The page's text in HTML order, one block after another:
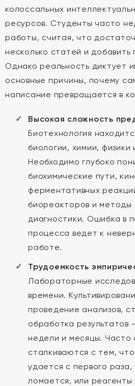
колоссальных
ресурсов. Студенты часто
работы, считая, что
несколько статей и добавить
Однако реальность диктует
основные причины, почему
написание превращается в
Высокая сложность
Биотехнология
биологии, химии, физики
Необходимо глубоко
биохимические пути,
ферментативных
биореакторов и методы
диагностики. Ошибка в
процесса ведет к
работе.
Трудоемкость
Лабораторные
времени.
проведение анализов,
обработка результатов
недели и месяцы. Часто
сталкиваются с тем,
удается с первого
ломается, или реагенты